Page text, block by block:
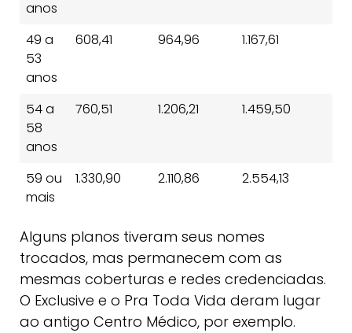
anos
49 a
53
anos
608,41 964,96 1.167,61
54 a
58
anos
760,51 1.206,21 1.459,50
59 ou
mais
1.330,90 2.110,86 2.554,13
Alguns planos tiveram seus nomes
trocados, mas permanecem com as
mesmas coberturas e redes credenciadas.
O Exclusive e o Pra Toda Vida deram lugar
ao antigo Centro Médico, por exemplo.